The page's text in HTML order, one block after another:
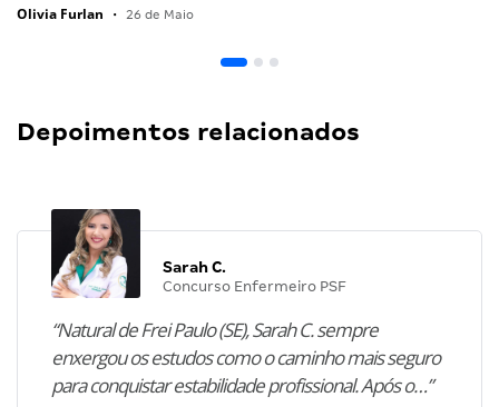
Olivia Furlan • 26 de Maio
Depoimentos relacionados
Sarah C.
Concurso Enfermeiro PSF
“Natural de Frei Paulo (SE), Sarah C. sempre
enxergou os estudos como o caminho mais seguro
para conquistar estabilidade profissional. Após o…”